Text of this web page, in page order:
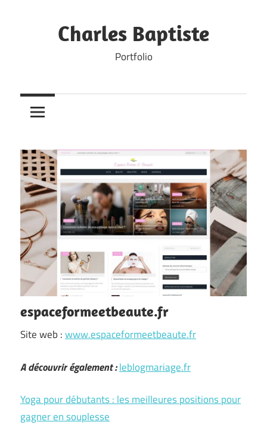
Charles Baptiste
Portfolio
espaceformeetbeaute.fr
Site web :www.espaceformeetbeaute.fr
A découvrir également :leblogmariage.fr
Yoga pour débutants : les meilleures positions pour
gagner en souplesse